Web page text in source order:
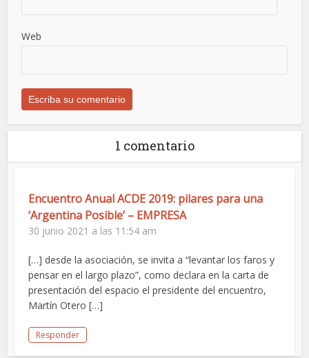
Web
1 comentario
Encuentro Anual ACDE 2019: pilares para una
‘Argentina Posible’ – EMPRESA
30 junio 2021 a las 11:54 am
[…] desde la asociación, se invita a “levantar los faros y
pensar en el largo plazo”, como declara en la carta de
presentación del espacio el presidente del encuentro,
Martín Otero […]
Responder